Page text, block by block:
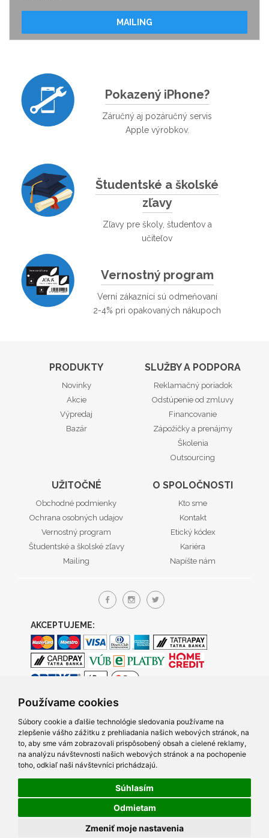
Používame cookies
Súbory cookie a ďalšie technológie sledovania používame na
zlepšenie vášho zážitku z prehliadania našich webových stránok, na
to, aby sme vám zobrazovali prispôsobený obsah a cielené reklamy,
na analýzu návštevnosti našich webových stránok a na pochopenie
toho, odkiaľ naši návštevníci prichádzajú.
Súhlasím
Odmietam
Zmeniť moje nastavenia
MAILING
Pokazený iPhone?
Záručný aj pozáručný servis
Apple výrobkov.
Študentské a školské
zľavy
Zľavy pre školy, študentov a
učiteľov
Vernostný program
Verní zákazníci sú odmeňovaní
2-4% pri opakovaných nákupoch
PRODUKTY
Novinky
Akcie
Výpredaj
Bazár
SLUŽBY A PODPORA
Reklamačný poriadok
Odstúpenie od zmluvy
Financovanie
Zápožičky a prenájmy
Školenia
Outsourcing
UŽITOČNÉ
Obchodné podmienky
Ochrana osobných udajov
Vernostný program
Študentské a školské zľavy
Mailing
O SPOLOČNOSTI
Kto sme
Kontakt
Etický kódex
Kariéra
Napíšte nám
AKCEPTUJEME:
© 2005- 2026 TRACO Computers s.r.o., Všetky práva vyhradené.
Created by Q7 digital media s.r.o.|Napíšte námv prípade
problémov s prezeraním našich stránok.